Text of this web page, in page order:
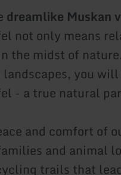
dreamlike Muskan
not only means
the midst of
you
- a true natural
and comfort of
and animal
trails that